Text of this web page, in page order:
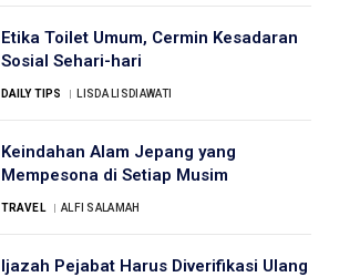
Etika Toilet Umum, Cermin Kesadaran
Sosial Sehari-hari
DAILY TIPS LISDA LISDIAWATI
Keindahan Alam Jepang yang
Mempesona di Setiap Musim
TRAVEL ALFI SALAMAH
Ijazah Pejabat Harus Diverifikasi Ulang